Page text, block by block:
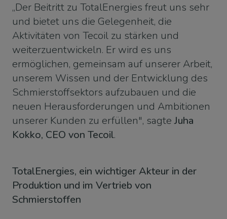
„Der Beitritt zu TotalEnergies freut uns sehr
und bietet uns die Gelegenheit, die
Aktivitäten von Tecoil zu stärken und
weiterzuentwickeln. Er wird es uns
ermöglichen, gemeinsam auf unserer Arbeit,
unserem Wissen und der Entwicklung des
Schmierstoffsektors aufzubauen und die
neuen Herausforderungen und Ambitionen
unserer Kunden zu erfüllen", sagteJuha
Kokko, CEO von Tecoil.
TotalEnergies, ein wichtiger Akteur in der
Produktion und im Vertrieb von
Schmierstoffen